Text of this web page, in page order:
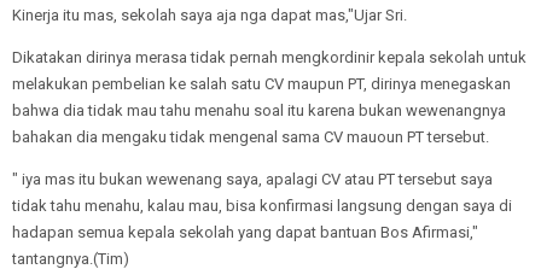
Kinerja itu mas, sekolah saya aja nga dapat mas,"Ujar Sri.
Dikatakan dirinya merasa tidak pernah mengkordinir kepala sekolah untuk
melakukan pembelian ke salah satu CV maupun PT, dirinya menegaskan
bahwa dia tidak mau tahu menahu soal itu karena bukan wewenangnya
bahakan dia mengaku tidak mengenal sama CV mauoun PT tersebut.
" iya mas itu bukan wewenang saya, apalagi CV atau PT tersebut saya
tidak tahu menahu, kalau mau, bisa konfirmasi langsung dengan saya di
hadapan semua kepala sekolah yang dapat bantuan Bos Afirmasi,"
tantangnya.(Tim)